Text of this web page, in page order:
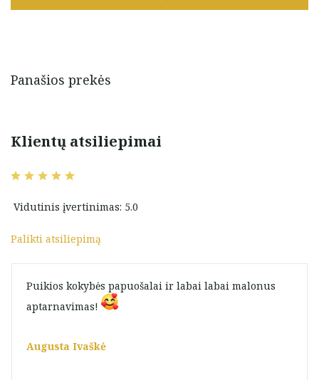
trikampiu,
17-
19
Panašios prekės
Klientų atsiliepimai
Vidutinis įvertinimas: 5.0
Palikti atsiliepimą
Puikios kokybės papuošalai ir labai labai malonus
aptarnavimas!
Augusta Ivaškė